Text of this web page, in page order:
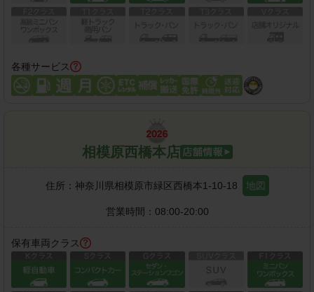
各種サービス
相模原西橋本店
住所： 神奈川県相模原市緑区西橋本1-10-18 地図
営業時間： 08:00-20:00
保有車両クラス